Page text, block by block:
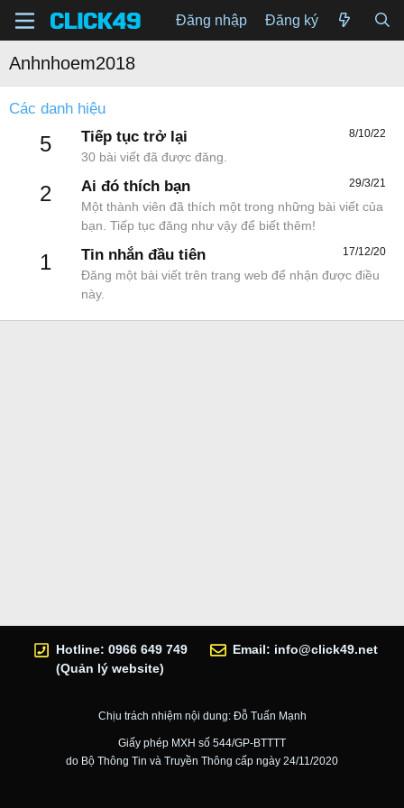
Đăng nhập Đăng ký
Anhnhoem2018
Các danh hiệu
5 8/10/22
Tiếp tục trở lại
30 bài viết đã được đăng.
2 29/3/21
Ai đó thích bạn
Một thành viên đã thích một trong những bài viết của
bạn. Tiếp tục đăng như vậy để biết thêm!
1 17/12/20
Tin nhắn đầu tiên
Đăng một bài viết trên trang web để nhận được điều
này.
Hotline: 0966 649 749
(Quản lý website)
Email: info@click49.net
Chịu trách nhiệm nội dung: Đỗ Tuấn Mạnh
Giấy phép MXH số 544/GP-BTTTT
do Bộ Thông Tin và Truyền Thông cấp ngày 24/11/2020